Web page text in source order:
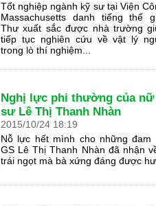
Tốt nghiệp ngành kỹ sư tại Viện
Massachusetts danh tiếng thế
Thư xuất sắc được nhà trường
tiếp tục nghiên cứu về vật lý
trong lò thí nghiệm...
Nghị lực phi thường của nữ
sư Lê Thị Thanh Nhàn
2015/10/24 18:19
Nỗ lực hết mình cho những đam
GS Lê Thị Thanh Nhàn đã nhận
trái ngọt mà bà xứng đáng được